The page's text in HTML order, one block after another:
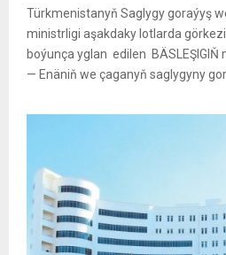
Türkmenistanyň Saglygy goraýyş
ministrligi aşakdaky lotlarda
boýunça yglan edilen
— Enäniň we çaganyň saglygyny